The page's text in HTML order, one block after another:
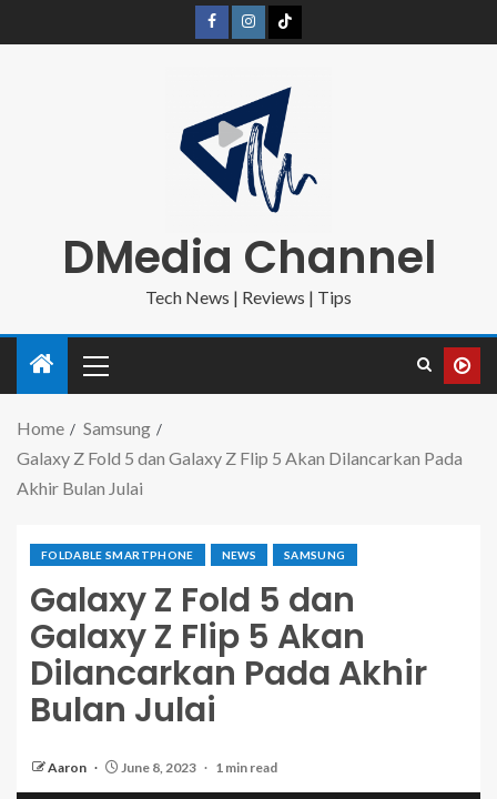
DMedia Channel
Tech News | Reviews | Tips
Home
Samsung
Galaxy Z Fold 5 dan Galaxy Z Flip 5 Akan Dilancarkan Pada
Akhir Bulan Julai
FOLDABLE SMARTPHONE NEWS SAMSUNG
Galaxy Z Fold 5 dan
Galaxy Z Flip 5 Akan
Dilancarkan Pada Akhir
Bulan Julai
Aaron June 8, 2023 1 min read